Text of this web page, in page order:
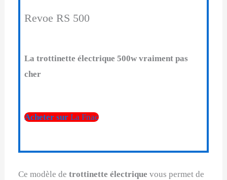
Revoe RS 500
La trottinette électrique 500w vraiment pas
cher
Acheter surLa Fnac
Ce modèle detrottinette électrique vous permet de